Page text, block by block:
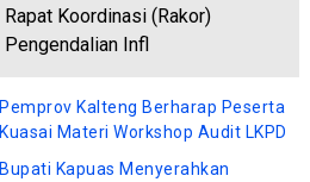
Rapat Koordinasi (Rakor)
Pengendalian Infl
Pemprov Kalteng Berharap Peserta
Kuasai Materi Workshop Audit LKPD
Bupati Kapuas Menyerahkan